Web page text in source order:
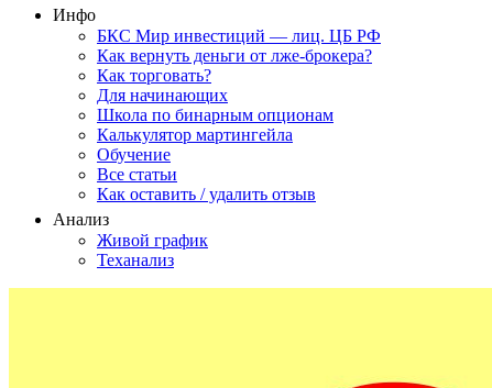
Инфо
БКС Мир инвестиций — лиц. ЦБ РФ
Как вернуть деньги от лже-брокера?
Как торговать?
Для начинающих
Школа по бинарным опционам
Калькулятор мартингейла
Обучение
Все статьи
Как оставить / удалить отзыв
Анализ
Живой график
Теханализ